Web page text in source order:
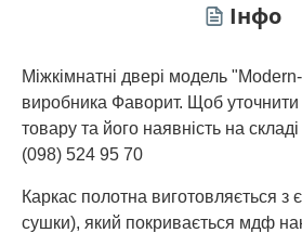
Інфо
Міжкімнатні двері модель
виробника Фаворит. Щоб уточнити
товару та його наявність на
(098) 524 95 70
Каркас полотна виготовляється з
сушки), який покривається мдф